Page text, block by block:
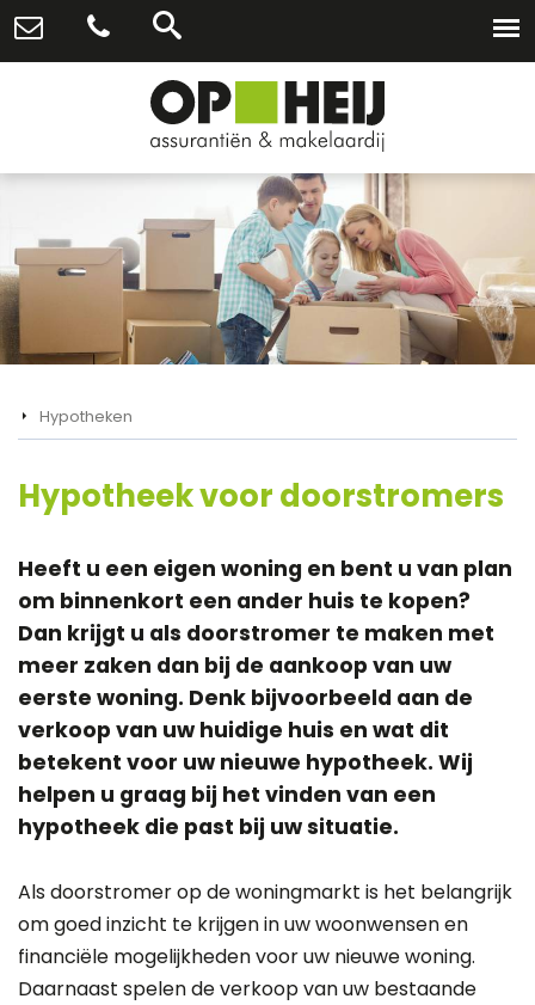
Hypotheken
Hypotheek voor doorstromers
Heeft u een eigen woning en bent u van plan
om binnenkort een ander huis te kopen?
Dan krijgt u als doorstromer te maken met
meer zaken dan bij de aankoop van uw
eerste woning. Denk bijvoorbeeld aan de
verkoop van uw huidige huis en wat dit
betekent voor uw nieuwe hypotheek. Wij
helpen u graag bij het vinden van een
hypotheek die past bij uw situatie.
Als doorstromer op de woningmarkt is het belangrijk
om goed inzicht te krijgen in uw woonwensen en
financiële mogelijkheden voor uw nieuwe woning.
Daarnaast spelen de verkoop van uw bestaande